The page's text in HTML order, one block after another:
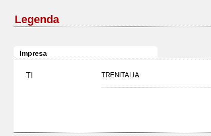
Legenda
Impresa
TI TRENITALIA